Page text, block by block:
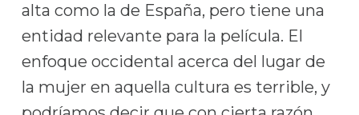
alta como la de España, pero tiene una
entidad relevante para la película. El
enfoque occidental acerca del lugar de
la mujer en aquella cultura es terrible, y